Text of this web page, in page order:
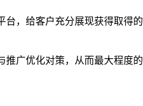
，给客户充分展现获得取得
广优化对策，从而最大程度